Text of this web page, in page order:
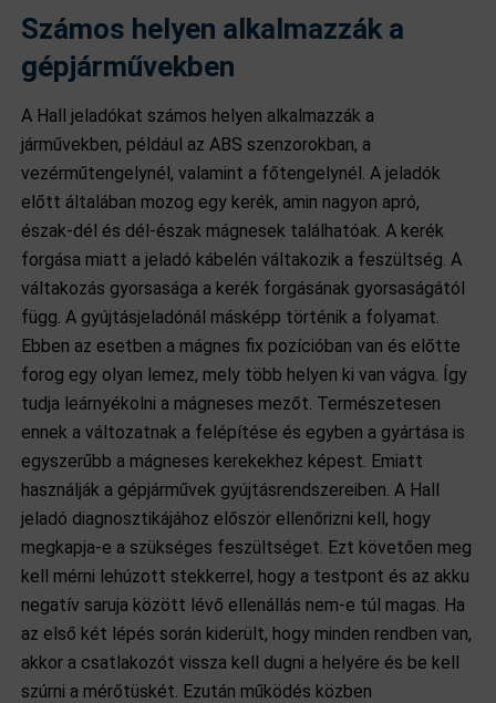
Számos helyen alkalmazzák a
gépjárművekben
A Hall jeladókat számos helyen alkalmazzák a
járművekben, például az ABS szenzorokban, a
vezérműtengelynél, valamint a főtengelynél. A jeladók
előtt általában mozog egy kerék, amin nagyon apró,
észak-dél és dél-észak mágnesek találhatóak. A kerék
forgása miatt a jeladó kábelén váltakozik a feszültség. A
váltakozás gyorsasága a kerék forgásának gyorsaságától
függ. A gyújtásjeladónál másképp történik a folyamat.
Ebben az esetben a mágnes fix pozícióban van és előtte
forog egy olyan lemez, mely több helyen ki van vágva. Így
tudja leárnyékolni a mágneses mezőt. Természetesen
ennek a változatnak a felépítése és egyben a gyártása is
egyszerűbb a mágneses kerekekhez képest. Emiatt
használják a gépjárművek gyújtásrendszereiben. A Hall
jeladó diagnosztikájához először ellenőrizni kell, hogy
megkapja-e a szükséges feszültséget. Ezt követően meg
kell mérni lehúzott stekkerrel, hogy a testpont és az akku
negatív saruja között lévő ellenállás nem-e túl magas. Ha
az első két lépés során kiderült, hogy minden rendben van,
akkor a csatlakozót vissza kell dugni a helyére és be kell
szúrni a mérőtüskét. Ezután működés közben